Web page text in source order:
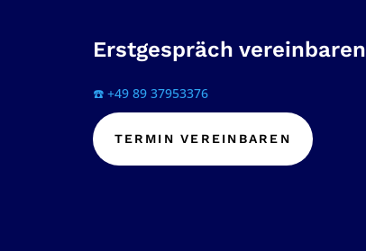
Erstgespräch vereinbaren
☎️ +49 89 37953376
TERMIN VEREINBAREN